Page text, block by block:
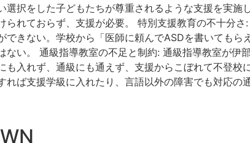
選択をした子どもたちが尊重されるような支援を実
られておらず、支援が必要。 特別支援教育の不十分
できない。学校から「医師に頼んでASDを書いても
ない。 通級指導教室の不足と制約: 通級指導教室が伊
も入れず、通級にも通えず、支援からこぼれて不登
れば支援学級に入れたり、言語以外の障害でも対応の